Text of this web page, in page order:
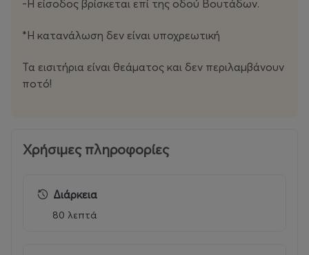
Ώρα έναρξης: 21:30
Παραγωγή: Gazarte, 223 Events
-Η είσοδος βρίσκεται επί της οδού Βουτάδων.
*H κατανάλωση δεν είναι υποχρεωτική
Τα εισιτήρια είναι θεάματος και δεν περιλαμβάνουν
ποτό!
Χρήσιμες πληροφορίες
Διάρκεια
80 λεπτά